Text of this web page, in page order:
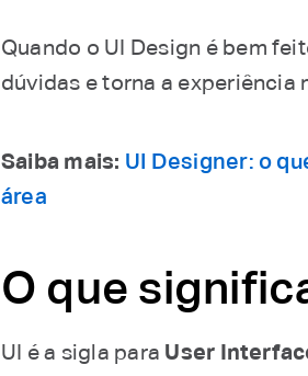
Quando o UI Design é bem
dúvidas e torna a experiência
Saiba mais: UI Designer: o
área
O que
UI é a sigla para User